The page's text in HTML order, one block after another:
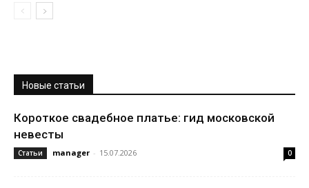
Новые статьи
Короткое свадебное платье: гид московской
невесты
Статьи manager - 15.07.2026 0